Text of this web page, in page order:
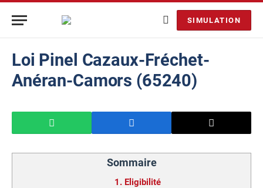
SIMULATION
Loi Pinel Cazaux-Fréchet-
Anéran-Camors (65240)
Sommaire
1. Eligibilité